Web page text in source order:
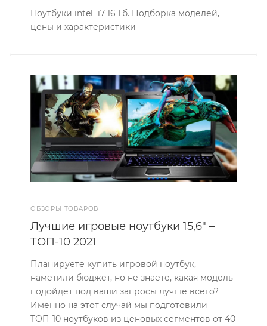
Ноутбуки intel i7 16 Гб. Подборка моделей,
цены и характеристики
ОБЗОРЫ ТОВАРОВ
Лучшие игровые ноутбуки 15,6" –
ТОП-10 2021
Планируете купить игровой ноутбук,
наметили бюджет, но не знаете, какая модель
подойдет под ваши запросы лучше всего?
Именно на этот случай мы подготовили
ТОП-10 ноутбуков из ценовых сегментов от 40